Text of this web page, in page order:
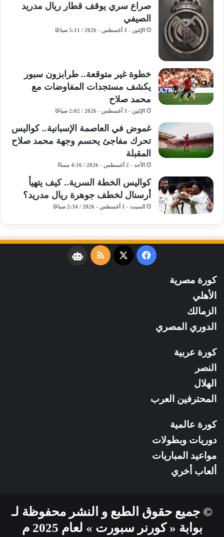
صراع سري يوقف قطار ريال مدريد
الصيفي
الإثنين - 3 أغسطس - 2026 / 5:11 صباحًا
خطوة غير متوقعة.. طرابزون سبور
يكشف مستجدات المفاوضات مع
محمد صلاح
الإثنين - 3 أغسطس - 2026 / 2:02 صباحًا
غموض في العاصمة الإسبانية.. كواليس
تحرك مفاجئ يحسم وجهة محمد صلاح
المقبلة
الأحد - 2 أغسطس - 2026 / 4:16 مساءً
كواليس الخطة السرية.. كيف يتهيأ
أرسنال لخطف جوهرة ريال مدريد؟
السبت - 1 أغسطس - 2026 / 2:34 صباحًا
فيسبوك
‫X
ملخصنبض
كورة مصرية
الأهلي
الزمالك
الدوري المصري
كورة عربية
النصر
الهلال
المحترفين العرب
كورة عالمية
دوريات وبطولات
مواعيد المباريات
ألعاب أخري
© جميع حقوق الطبع و النشر محفوظة لـ
بوابة « كورنر سبورت » لعام 2025 م